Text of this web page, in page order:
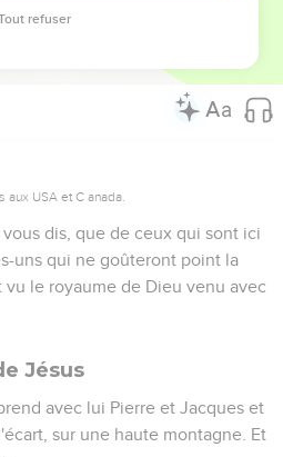
pécheresse, le fils de l'homme
USA et C anada.
dis, que de ceux qui sont ici
uns qui ne goûteront point la
le royaume de Dieu venu avec
Jésus
avec lui Pierre et Jacques et
sur une haute montagne. Et
refuser